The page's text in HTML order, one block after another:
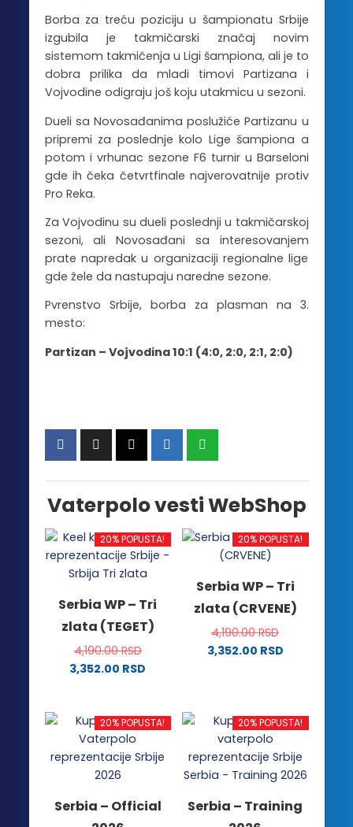
Borba za treću poziciju u šampionatu Srbije
izgubila je takmičarski značaj novim
sistemom takmičenja u Ligi šampiona, ali je to
dobra prilika da mladi timovi Partizana i
Vojvodine odigraju još koju utakmicu u sezoni.
Dueli sa Novosađanima poslužiće Partizanu u
pripremi za poslednje kolo Lige šampiona a
potom i vrhunac sezone F6 turnir u Barseloni
gde ih čeka četvrtfinale najverovatnije protiv
Pro Reka.
Za Vojvodinu su dueli poslednji u takmičarskoj
sezoni, ali Novosađani sa interesovanjem
prate napredak u organizaciji regionalne lige
gde žele da nastupaju naredne sezone.
Pvrenstvo Srbije, borba za plasman na 3.
mesto:
Partizan – Vojvodina 10:1 (4:0, 2:0, 2:1, 2:0)
Vaterpolo vesti WebShop
20% POPUSTA!
Serbia WP – Tri
zlata (TEGET)
4,190.00RSD
3,352.00 RSD
ima
više
varijanti.
Opcije
biti
20% POPUSTA!
Serbia WP – Tri
zlata (CRVENE)
4,190.00RSD
3,352.00 RSD
više
varijanti.
Opcije
mogu
izabrane
20% POPUSTA!
Serbia – Official
20% POPUSTA!
Serbia – Training